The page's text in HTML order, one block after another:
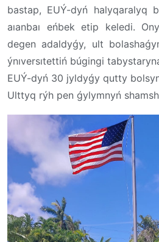
bastap, EUÝ-dyń halyqaralyq
aıanbaı eńbek etip keledi.
degen adaldyǵy, ult
ýnıversıtettiń búgingi
EUÝ-dyń 30 jyldyǵy qutty
Ulttyq rýh pen ǵylymnyń